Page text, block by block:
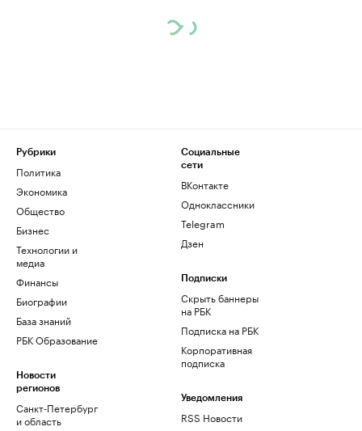
Рубрики
Политика
Экономика
Общество
Бизнес
Технологии и
медиа
Финансы
Биографии
База знаний
РБК Образование
Новости
регионов
Санкт-Петербург
и область
Социальные
сети
ВКонтакте
Одноклассники
Telegram
Дзен
Подписки
Скрыть баннеры
на РБК
Подписка на РБК
Корпоративная
подписка
Уведомления
RSS Новости